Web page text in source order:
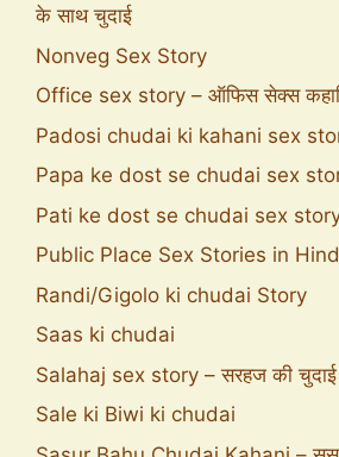
के साथ चुदाई
Nonveg Sex Story
Office sex story – ऑफिस सेक्स
Padosi chudai ki kahani sex
Papa ke dost se chudai sex
Pati ke dost se chudai sex
Public Place Sex Stories in
Randi/Gigolo ki chudai Story
Saas ki chudai
Salahaj sex story – सरहज की चुदाई
Sale ki Biwi ki chudai